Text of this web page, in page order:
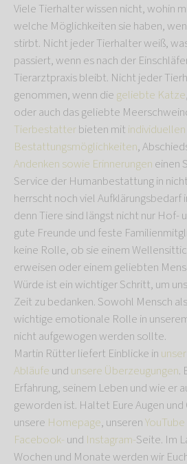
Viele Tierhalter wissen nicht, wohin
welche Möglichkeiten sie haben,
stirbt. Nicht jeder Tierhalter weiß,
passiert, wenn es nach der
Tierarztpraxis bleibt. Nicht jeder
genommen, wenn die geliebte Katze
oder auch das geliebte
Tierbestatterbieten mit individuellen
Bestattungsmöglichkeiten,
Andenken sowie Erinnerungen einen
Service der Humanbestattung in
herrscht noch viel Aufklärungsbedarf
denn Tiere sind längst nicht nur Hof-
gute Freunde und feste
keine Rolle, ob sie einem
erweisen oder einem geliebten
Würde ist ein wichtiger Schritt, um
Zeit zu bedanken. Sowohl Mensch
wichtige emotionale Rolle in
nicht aufgewogen werden sollte.
Martin Rütter liefert Einblicke in
Abläufe und unsere Überzeugungen.
Erfahrung, seinem Leben und wie er
geworden ist. Haltet Eure Augen
unsere Homepage, unseren
Facebook- und Instagram-Seite. Im
Wochen und Monate werden wir